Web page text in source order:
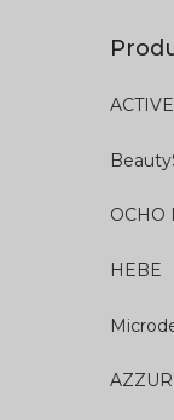
OCHO
HEBE